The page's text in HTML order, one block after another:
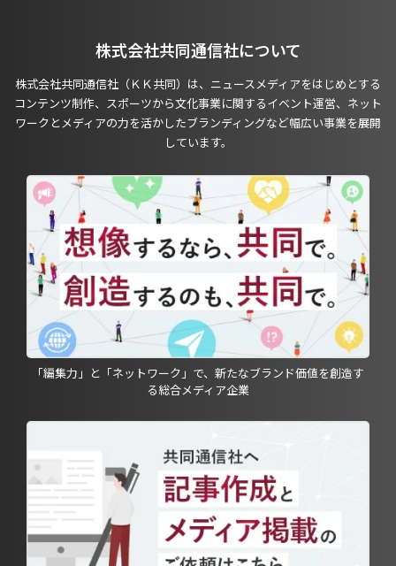
株式会社共同通信社について
株式会社共同通信社（ＫＫ共同）は、ニュースメディアをはじめとする
コンテンツ制作、スポーツから文化事業に関するイベント運営、ネット
ワークとメディアの力を活かしたブランディングなど幅広い事業を展開
しています。
「編集力」と「ネットワーク」で、新たなブランド価値を創造す
る総合メディア企業